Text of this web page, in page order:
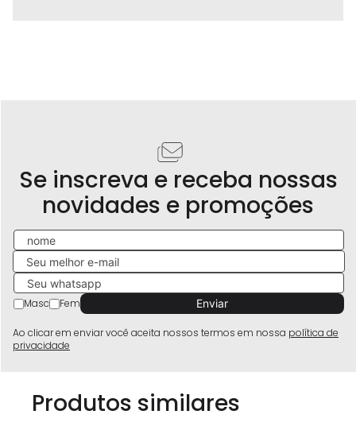
Se inscreva e receba nossas
novidades e promoções
Masc Fem
Ao clicar em enviar você aceita nossos termos em nossa política de
privacidade
Produtos similares